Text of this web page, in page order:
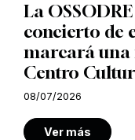
La
concierto de
marcará una
Centro
08/07/2026
Ver más